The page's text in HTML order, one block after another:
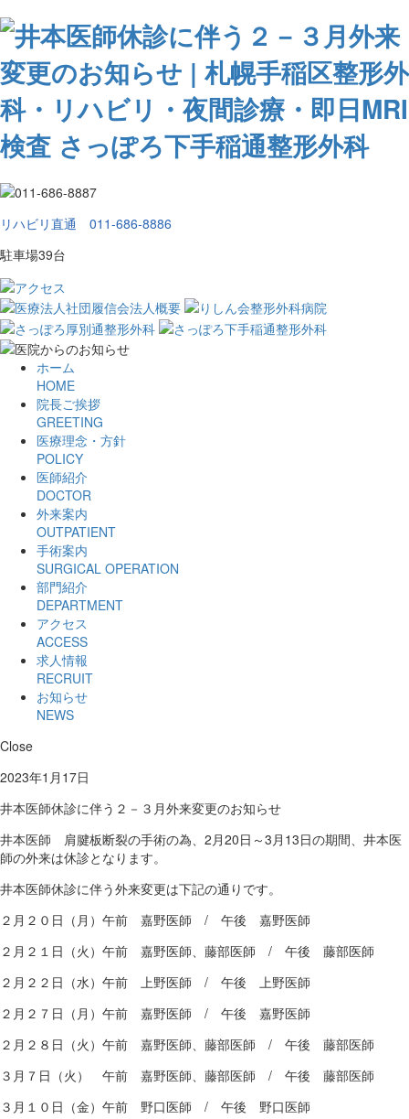
リハビリ直通 011-686-8886
駐車場39台
ホーム
HOME
院長ご挨拶
GREETING
医療理念・方針
POLICY
医師紹介
DOCTOR
外来案内
OUTPATIENT
手術案内
SURGICAL OPERATION
部門紹介
DEPARTMENT
アクセス
ACCESS
求人情報
RECRUIT
お知らせ
NEWS
Close
2023年1月17日
井本医師休診に伴う２－３月外来変更のお知らせ
井本医師 肩腱板断裂の手術の為、2月20日～3月13日の期間、井本医
師の外来は休診となります。
井本医師休診に伴う外来変更は下記の通りです。
２月２０日（月）午前 嘉野医師 / 午後 嘉野医師
２月２１日（火）午前 嘉野医師、藤部医師 / 午後 藤部医師
２月２２日（水）午前 上野医師 / 午後 上野医師
２月２７日（月）午前 嘉野医師 / 午後 嘉野医師
２月２８日（火）午前 嘉野医師、藤部医師 / 午後 藤部医師
３月７日（火） 午前 嘉野医師、藤部医師 / 午後 藤部医師
３月１０日（金）午前 野口医師 / 午後 野口医師